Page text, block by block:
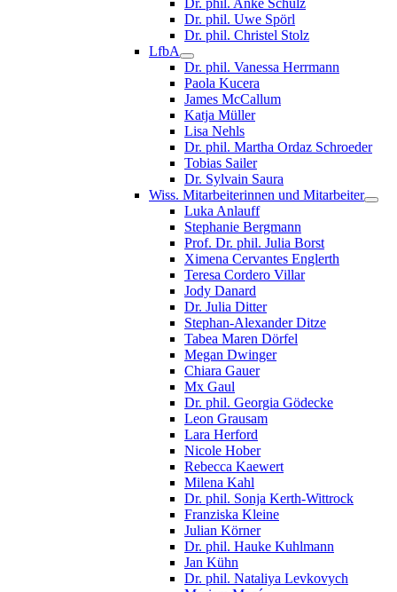
Dr. phil. Uwe Spörl
Dr. phil. Christel Stolz
LfbA
Dr. phil. Vanessa Herrmann
Paola Kucera
James McCallum
Katja Müller
Lisa Nehls
Dr. phil. Martha Ordaz Schroeder
Tobias Sailer
Dr. Sylvain Saura
Wiss. Mitarbeiterinnen und Mitarbeiter
Luka Anlauff
Stephanie Bergmann
Prof. Dr. phil. Julia Borst
Ximena Cervantes Englerth
Teresa Cordero Villar
Jody Danard
Dr. Julia Ditter
Stephan-Alexander Ditze
Tabea Maren Dörfel
Megan Dwinger
Chiara Gauer
Mx Gaul
Dr. phil. Georgia Gödecke
Leon Grausam
Lara Herford
Nicole Hober
Rebecca Kaewert
Milena Kahl
Dr. phil. Sonja Kerth-Wittrock
Franziska Kleine
Julian Körner
Dr. phil. Hauke Kuhlmann
Jan Kühn
Dr. phil. Nataliya Levkovych